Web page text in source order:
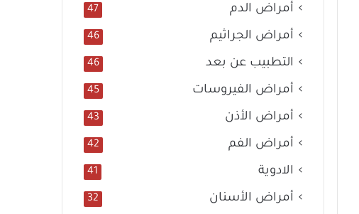
أمراض الدم 47
أمراض الجراثيم 46
التطبيب عن بعد 46
أمراض الفيروسات 45
أمراض الأذن 43
أمراض الفم 42
الادوية 41
أمراض الأسنان 32